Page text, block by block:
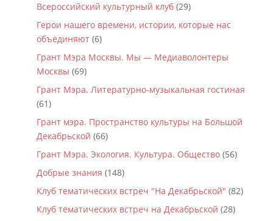
Всероссийский культурный клуб(29)
Герои нашего времени, истории, которые нас
объединяют(6)
Грант Мэра Москвы. Мы — Медиаволонтеры
Москвы (69)
Грант Мэра. Литературно-музыкальная гостиная
(61)
Грант мэра. Пространство культуры на Большой
Декабрьской (66)
Грант Мэра. Экология. Культура. Общество(56)
Добрые знания (148)
Клуб тематических встреч "На Декабрьской" (82)
Клуб тематических встреч на Декабрьской (28)